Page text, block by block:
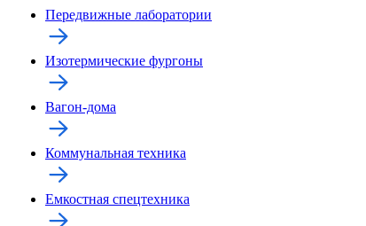
Передвижные лаборатории
Изотермические фургоны
Вагон-дома
Коммунальная техника
Емкостная спецтехника